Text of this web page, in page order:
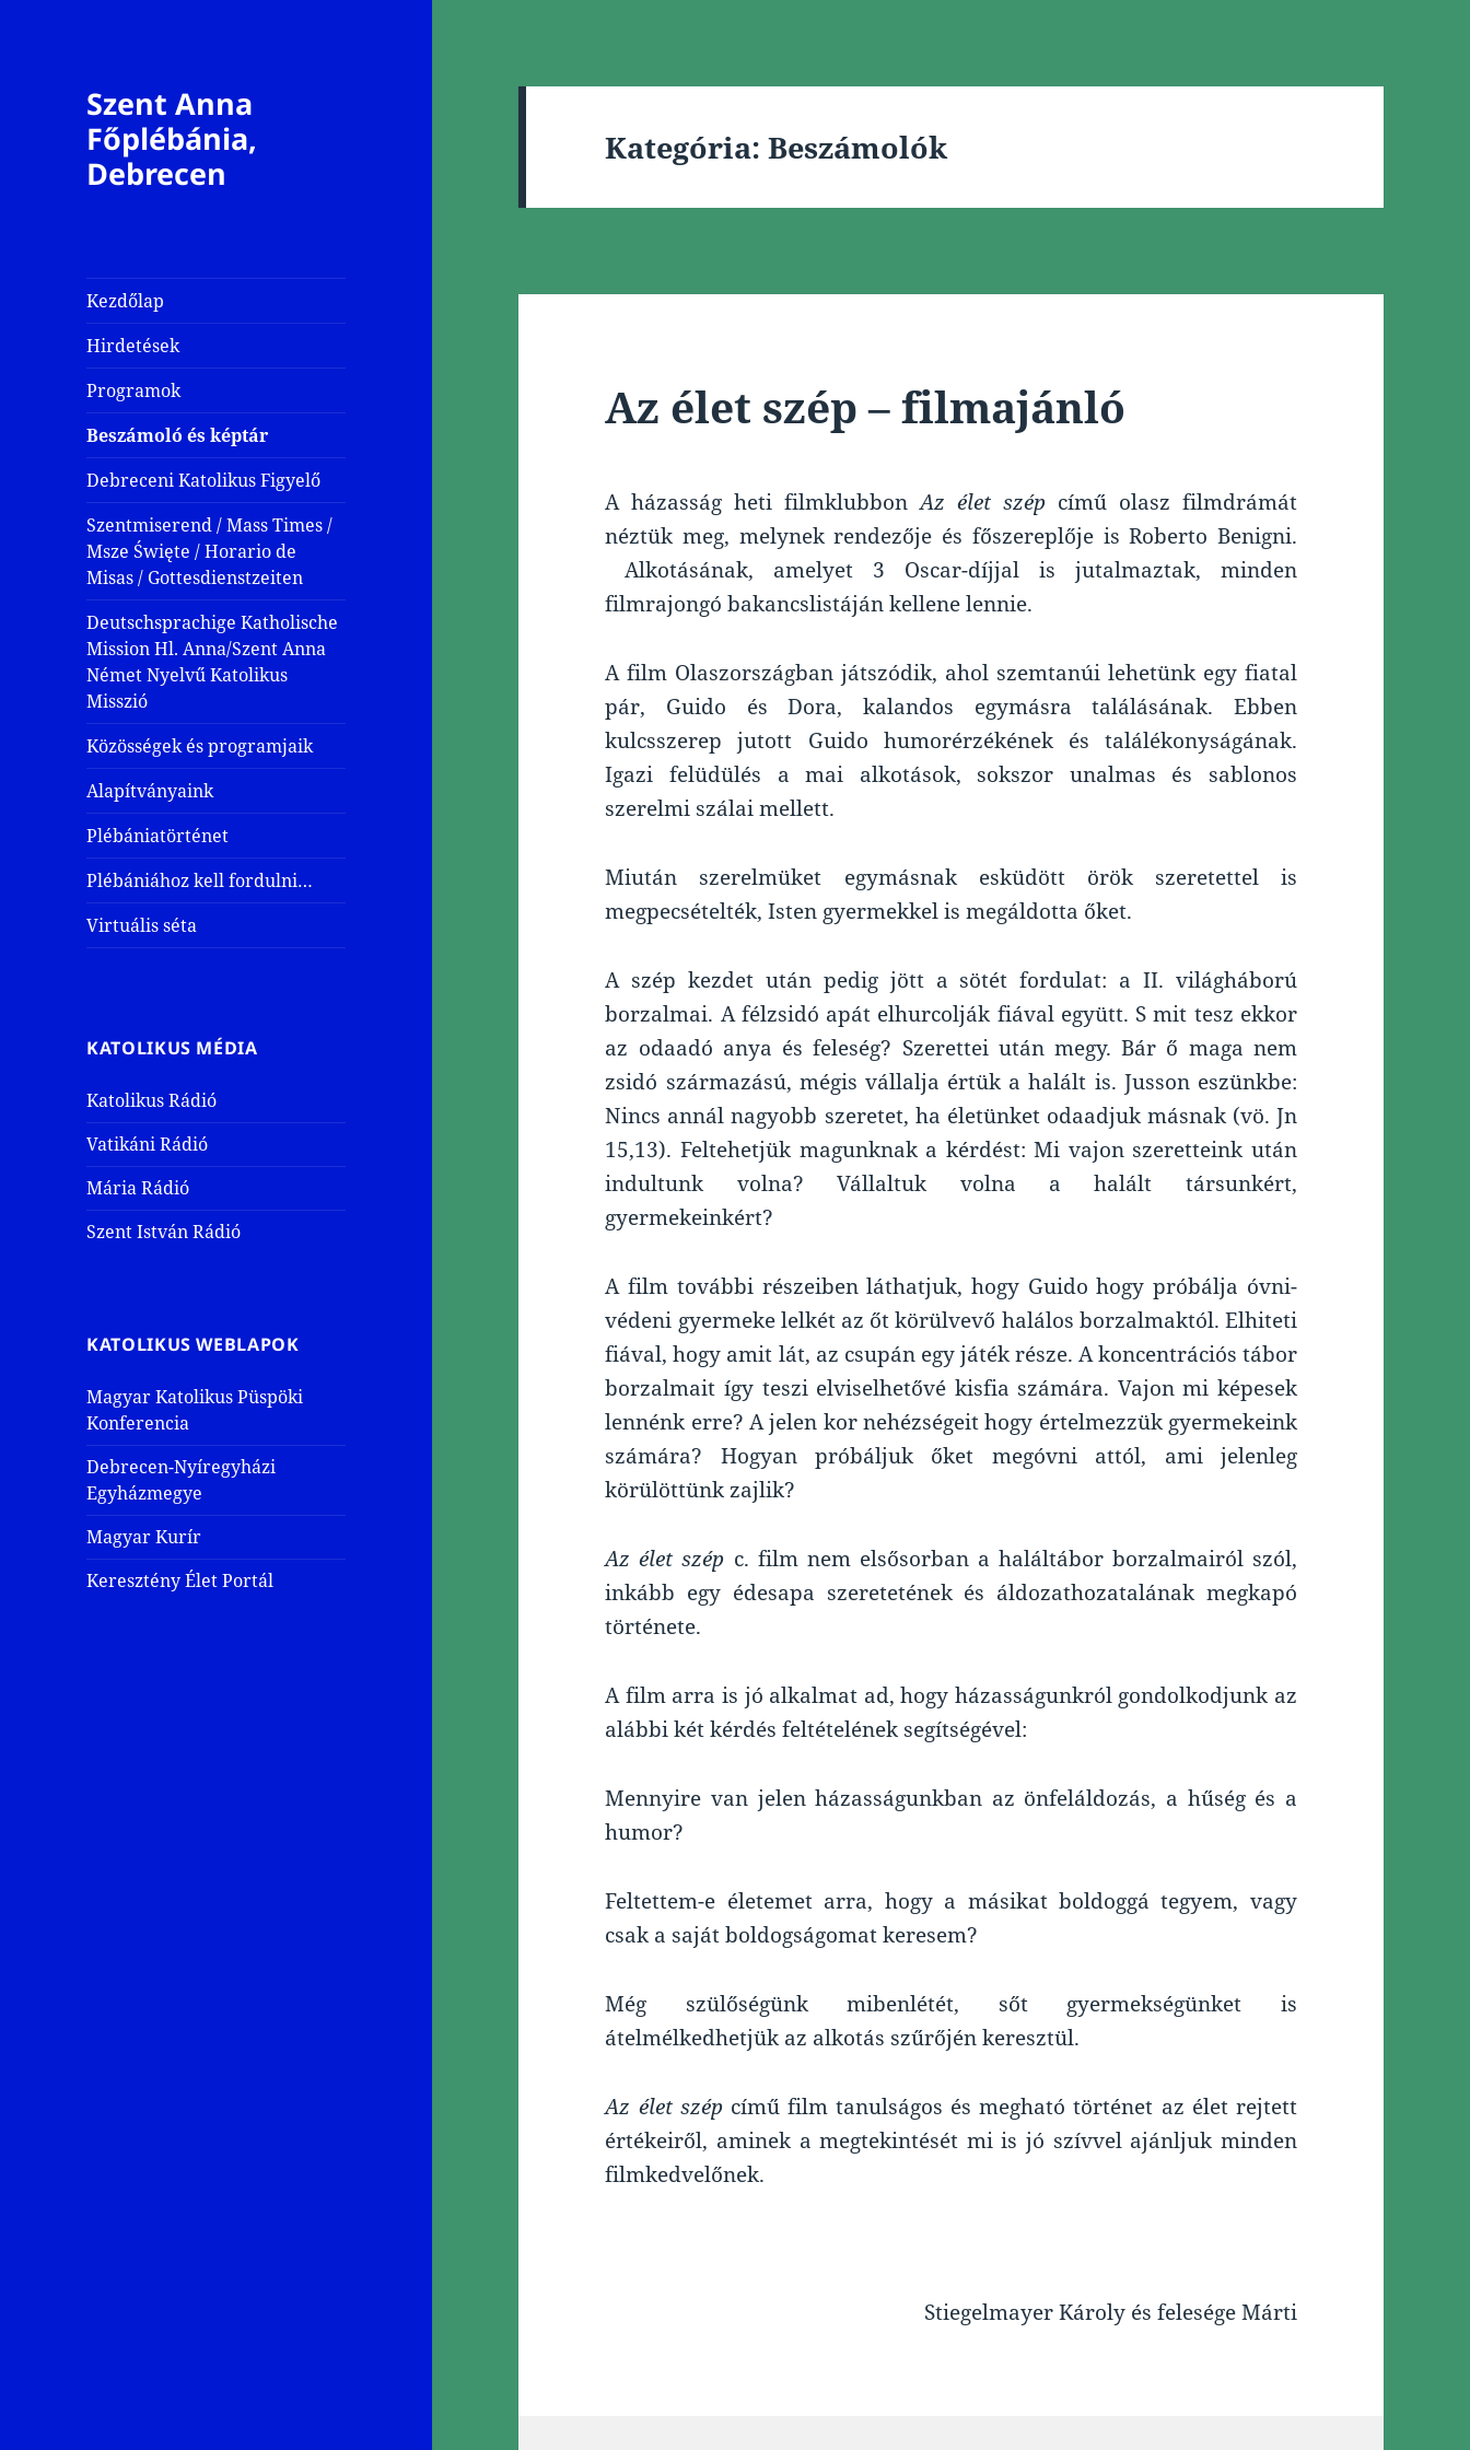
Szent Anna
Főplébánia,
Debrecen
Kezdőlap
Hirdetések
Programok
Beszámoló és képtár
Debreceni Katolikus Figyelő
Szentmiserend / Mass Times /
Msze Święte / Horario de
Misas / Gottesdienstzeiten
Deutschsprachige Katholische
Mission Hl. Anna/Szent Anna
Német Nyelvű Katolikus
Misszió
Közösségek és programjaik
Alapítványaink
Plébániatörténet
Plébániához kell fordulni…
Virtuális séta
KATOLIKUS MÉDIA
Katolikus Rádió
Vatikáni Rádió
Mária Rádió
Szent István Rádió
KATOLIKUS WEBLAPOK
Magyar Katolikus Püspöki
Konferencia
Debrecen-Nyíregyházi
Egyházmegye
Magyar Kurír
Keresztény Élet Portál
Kategória:Beszámolók
Az élet szép – filmajánló
A házasság heti filmklubbonAz élet szép című olasz filmdrámát
néztük meg, melynek rendezője és főszereplője is Roberto Benigni.
Alkotásának, amelyet 3 Oscar-díjjal is jutalmaztak, minden
filmrajongó bakancslistáján kellene lennie.
A film Olaszországban játszódik, ahol szemtanúi lehetünk egy fiatal
pár, Guido és Dora, kalandos egymásra találásának. Ebben
kulcsszerep jutott Guido humorérzékének és találékonyságának.
Igazi felüdülés a mai alkotások, sokszor unalmas és sablonos
szerelmi szálai mellett.
Miután szerelmüket egymásnak esküdött örök szeretettel is
megpecsételték, Isten gyermekkel is megáldotta őket.
A szép kezdet után pedig jött a sötét fordulat: a II. világháború
borzalmai. A félzsidó apát elhurcolják fiával együtt. S mit tesz ekkor
az odaadó anya és feleség? Szerettei után megy. Bár ő maga nem
zsidó származású, mégis vállalja értük a halált is. Jusson eszünkbe:
Nincs annál nagyobb szeretet, ha életünket odaadjuk másnak (vö. Jn
15,13). Feltehetjük magunknak a kérdést: Mi vajon szeretteink után
indultunk volna? Vállaltuk volna a halált társunkért,
gyermekeinkért?
A film további részeiben láthatjuk, hogy Guido hogy próbálja óvni-
védeni gyermeke lelkét az őt körülvevő halálos borzalmaktól. Elhiteti
fiával, hogy amit lát, az csupán egy játék része. A koncentrációs tábor
borzalmait így teszi elviselhetővé kisfia számára. Vajon mi képesek
lennénk erre? A jelen kor nehézségeit hogy értelmezzük gyermekeink
számára? Hogyan próbáljuk őket megóvni attól, ami jelenleg
körülöttünk zajlik?
Az élet szép c. film nem elsősorban a haláltábor borzalmairól szól,
inkább egy édesapa szeretetének és áldozathozatalának megkapó
története.
A film arra is jó alkalmat ad, hogy házasságunkról gondolkodjunk az
alábbi két kérdés feltételének segítségével:
Mennyire van jelen házasságunkban az önfeláldozás, a hűség és a
humor?
Feltettem-e életemet arra, hogy a másikat boldoggá tegyem, vagy
csak a saját boldogságomat keresem?
Még szülőségünk mibenlétét, sőt gyermekségünket is
átelmélkedhetjük az alkotás szűrőjén keresztül.
Az élet szépcímű film tanulságos és megható történet az élet rejtett
értékeiről, aminek a megtekintését mi is jó szívvel ajánljuk minden
filmkedvelőnek.
Stiegelmayer Károly és felesége Márti